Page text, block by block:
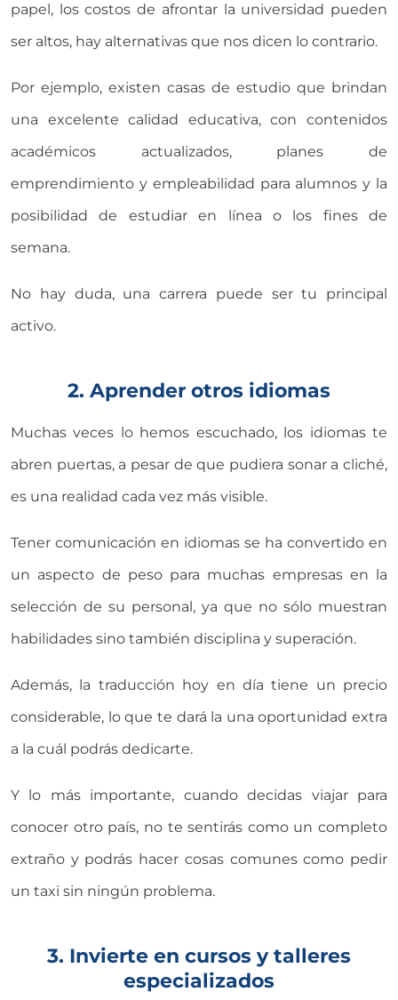
papel, los costos de afrontar la universidad pueden
ser altos, hay alternativas que nos dicen lo contrario.
Por ejemplo, existen casas de estudio que brindan
una excelente calidad educativa, con contenidos
académicos actualizados, planes de
emprendimiento y empleabilidad para alumnos y la
posibilidad de estudiar en línea o los fines de
semana.
No hay duda, una carrera puede ser tu principal
activo.
2. Aprender otros idiomas
Muchas veces lo hemos escuchado, los idiomas te
abren puertas, a pesar de que pudiera sonar a cliché,
es una realidad cada vez más visible.
Tener comunicación en idiomas se ha convertido en
un aspecto de peso para muchas empresas en la
selección de su personal, ya que no sólo muestran
habilidades sino también disciplina y superación.
Además, la traducción hoy en día tiene un precio
considerable, lo que te dará la una oportunidad extra
a la cuál podrás dedicarte.
Y lo más importante, cuando decidas viajar para
conocer otro país, no te sentirás como un completo
extraño y podrás hacer cosas comunes como pedir
un taxi sin ningún problema.
3. Invierte en cursos y talleres
especializados